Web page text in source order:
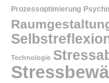
Prozessoptimierung
Technologie